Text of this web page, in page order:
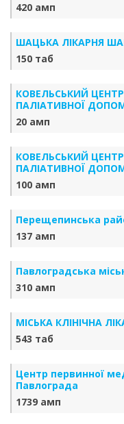
420 амп
ШАЦЬКА ЛІКАРНЯ
150 таб
КОВЕЛЬСЬКИЙ ЦЕНТР
ПАЛІАТИВНОЇ
20 амп
КОВЕЛЬСЬКИЙ ЦЕНТР
ПАЛІАТИВНОЇ
100 амп
Перещепинська
137 амп
Павлоградська
310 амп
МІСЬКА КЛІНІЧНА
543 таб
Центр первинної
Павлограда
1739 амп